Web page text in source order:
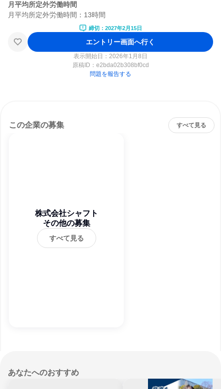
月平均所定外労働時間
締切：2027年2月15日
エントリー画面へ行く
表示開始日：2026年1月8日
原稿ID： e2bda02b308bf0cd
問題を報告する
この企業の募集 すべて見る
株式会社シャフト
その他の募集
すべて見る
あなたへのおすすめ